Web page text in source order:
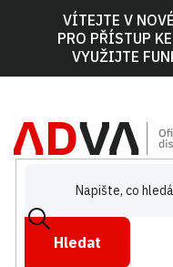
VÍTEJTE V
PRO PŘÍSTUP
VYUŽIJTE
Hledat